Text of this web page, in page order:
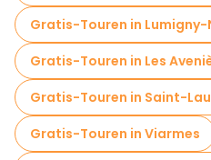
Gratis-Touren in
Gratis-Touren in Les
Gratis-Touren in Saint-
Gratis-Touren in Viarmes